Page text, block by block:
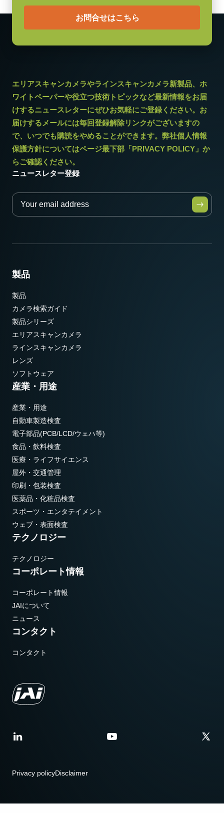
外形寸法 高さx幅x奥行
230 g
レンズマウント
Cマウント
消費電力
5.1 W
動作温度 (周辺温度)
-5°C ～ +45°C
お問合せはこちら
エリアスキャンカメラやラインスキャンカメラ新製品、ホ
ワイトペーパーや役立つ技術トピックなど最新情報をお届
けするニュースレターにぜひお気軽にご登録ください。お
届けするメールには毎回登録解除リンクがございますの
で、いつでも購読をやめることができます。弊社個人情報
保護方針についてはページ最下部「PRIVACY POLICY」か
らご確認ください。
ニュースレター登録
製品
製品
カメラ検索ガイド
製品シリーズ
エリアスキャンカメラ
ラインスキャンカメラ
レンズ
ソフトウェア
産業・用途
産業・用途
自動車製造検査
電子部品(PCB/LCD/ウェハ等)
食品・飲料検査
医療・ライフサイエンス
屋外・交通管理
印刷・包装検査
医薬品・化粧品検査
スポーツ・エンタテイメント
ウェブ・表面検査
テクノロジー
テクノロジー
コーポレート情報
コーポレート情報
JAIについて
ニュース
コンタクト
コンタクト
Privacy policyDisclaimer